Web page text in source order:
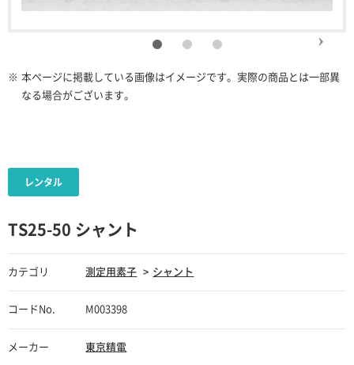
※ 本ページに掲載している画像はイメージです。実際の商品とは一部異
なる場合がございます。
TS25-50 シャント
カテゴリ 測定用素子 シャント
コードNo. M003398
メーカー 東京精電